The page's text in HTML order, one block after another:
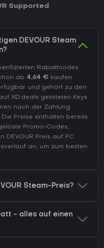
Supported .
DEVOUR Steam
Rabattcodes
ab 4,64 € kaufen.
und gehört zu den
XD.deals gelisteten Keys
nach der Zahlung
Preise enthalten bereits
Promo-Codes,
DEVOUR Preis auf PC
an, um zum besten
Steam-Preis?
- alles auf einen